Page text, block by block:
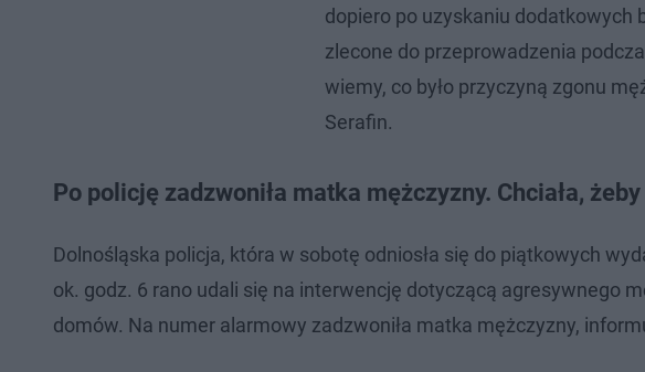
dopiero po uzyskaniu dodatkowych
zlecone do przeprowadzenia
wiemy, co było przyczyną zgonu
Serafin.
Po policję zadzwoniła matka mężczyzny. Chciała,
Dolnośląska policja, która w sobotę odniosła się do piątkowych
ok. godz. 6 rano udali się na interwencję dotyczącą agresywnego
domów. Na numer alarmowy zadzwoniła matka mężczyzny,